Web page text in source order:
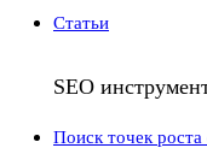
Статьи
SEO
Поиск точек роста